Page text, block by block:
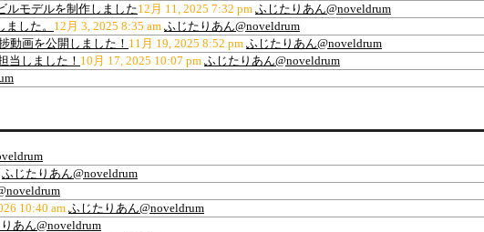
ルモデルを制作しました12月 11, 2025 7:32 pm ふじたりあん@noveldrum
した。 12月 3, 2025 8:35 am ふじたりあん@noveldrum
動画を公開しました！ 11月 19, 2025 8:52 pm ふじたりあん@noveldrum
当しました！ 10月 17, 2025 10:07 pm ふじたりあん@noveldrum
ふじたりあん@noveldrum
10:40 am ふじたりあん@noveldrum
あん@noveldrum